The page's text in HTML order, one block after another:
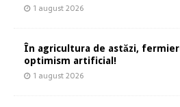
1 august 2026
În agricultura de astăzi,
optimism artificial!
1 august 2026